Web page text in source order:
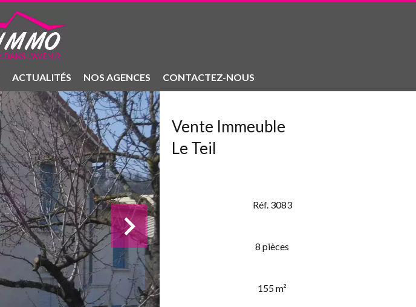
ACTUALITÉS NOS AGENCES CONTACTEZ-NOUS
Vente Immeuble
Le Teil
Réf. 3083
8 pièces
155 m²